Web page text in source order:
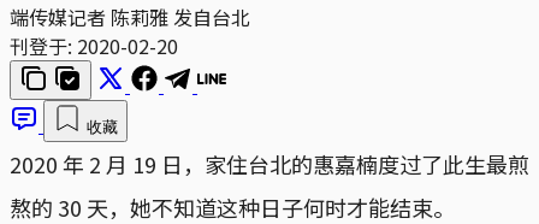
端传媒记者 陈莉雅 发自台北
刊登于: 2020-02-20
收藏
2020 年 2 月 19 日，家住台北的惠嘉楠度过了此生最煎
熬的 30 天，她不知道这种日子何时才能结束。